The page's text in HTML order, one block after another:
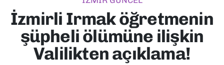
İzmirli Irmak öğretmenin
şüpheli ölümüne ilişkin
Valilikten açıklama!
EKONOMİ
KÜLTÜR SANAT
Süper Lig Puan Durumu ve Fikstür
Tüm Manşetler
Son Dakika Haberleri